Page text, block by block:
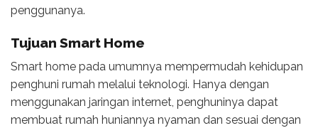
penggunanya.
Tujuan Smart Home
Smart home pada umumnya mempermudah kehidupan
penghuni rumah melalui teknologi. Hanya dengan
menggunakan jaringan internet, penghuninya dapat
membuat rumah huniannya nyaman dan sesuai dengan